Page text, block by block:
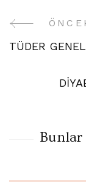
Yazı
TÜDER
Bunlar